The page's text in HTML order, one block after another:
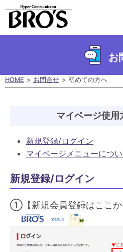
お
HOME お問合せ 初めての方へ
マイページ使用
新規登録/ログイン
マイページメニューにつ
新規登録/ログイン
①【新規会員登録はここか